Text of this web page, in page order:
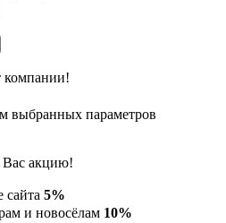
выбранных параметров
Вас акцию!
сайта 5%
и новосёлам 10%